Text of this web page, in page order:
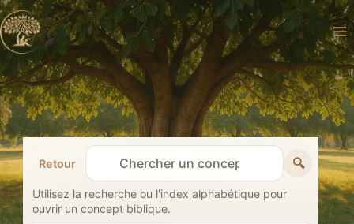
Aller
au
contenu
Retour
R
e
c
🔍
Utilisez la recherche ou l'index alphabétique pour
ouvrir un concept biblique.